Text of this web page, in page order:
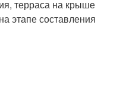
терраса на крыше
этапе составления